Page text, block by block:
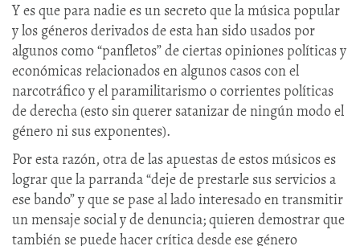
Y es que para nadie es un secreto que la música popular
y los géneros derivados de esta han sido usados por
algunos como “panfletos” de ciertas opiniones políticas y
económicas relacionados en algunos casos con el
narcotráfico y el paramilitarismo o corrientes políticas
de derecha (esto sin querer satanizar de ningún modo el
género ni sus exponentes).
Por esta razón, otra de las apuestas de estos músicos es
lograr que la parranda “deje de prestarle sus servicios a
ese bando” y que se pase al lado interesado en transmitir
un mensaje social y de denuncia; quieren demostrar que
también se puede hacer crítica desde ese género